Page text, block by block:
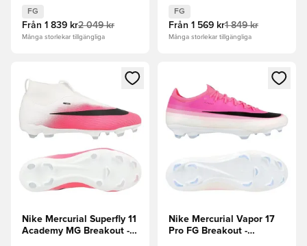
FG
Från 1 839 kr2 049 kr
Många storlekar tillgängliga
FG
Från 1 569 kr1 849 kr
Många storlekar tillgängliga
Öppnar en Modal för att logga in eller registrera dig som
Nike Mercurial Superfly 11
Academy MG Breakout -
Öppnar en Modal för att
Nike Mercurial Vapor 17
Pro FG Breakout -